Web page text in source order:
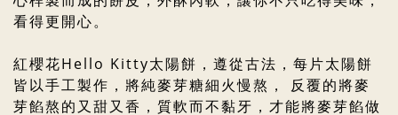
看得更開心。
紅櫻花Hello Kitty太陽餅，遵從古法，每片太陽餅
皆以手工製作，將純麥芽糖細火慢熬， 反覆的將麥
芽餡熬的又甜又香，質軟而不黏牙，才能將麥芽餡做